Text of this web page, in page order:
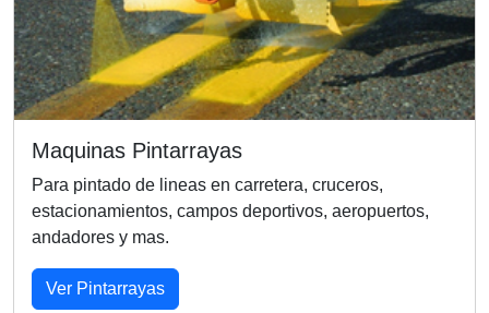
Maquinas Pintarrayas
Para pintado de lineas en carretera, cruceros,
estacionamientos, campos deportivos, aeropuertos,
andadores y mas.
Ver Pintarrayas